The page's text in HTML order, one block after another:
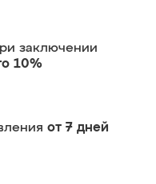
заключении
10%
от 7 дней